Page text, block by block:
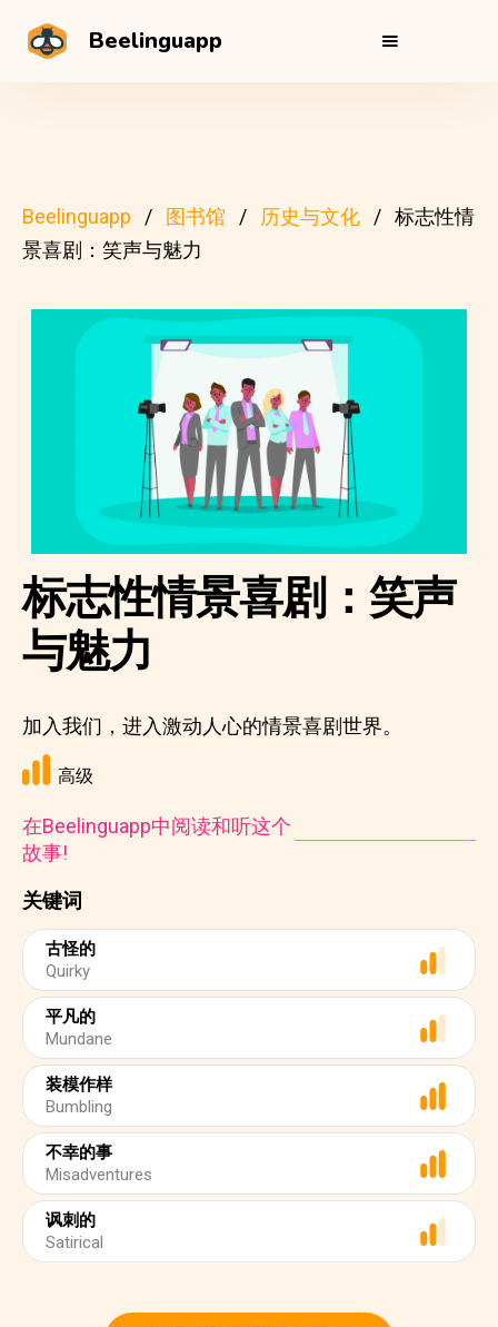
Beelinguapp
Beelinguapp 图书馆 历史与文化
标志性情
景喜剧：笑声与魅力
关键词
古怪的
Quirky
平凡的
Mundane
装模作样
Bumbling
不幸的事
Misadventures
讽刺的
Satirical
标志性情景喜剧：笑声
与魅力
加入我们，进入激动人心的情景喜剧世界。
高级
在Beelinguapp中阅读和听这个
故事!